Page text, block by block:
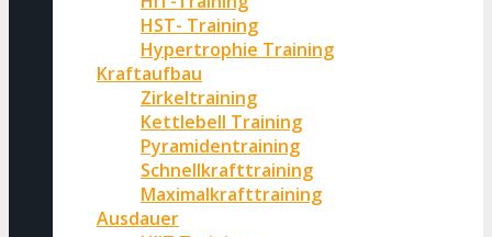
HST- Training
Hypertrophie Training
Kraftaufbau
Zirkeltraining
Kettlebell Training
Pyramidentraining
Schnellkrafttraining
Maximalkrafttraining
Ausdauer